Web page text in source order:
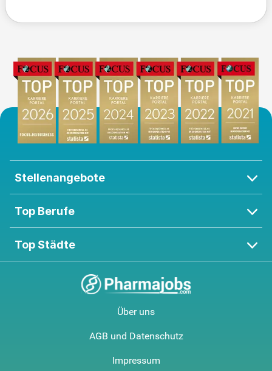
Stellenangebote
Top Berufe
Top Städte
Über uns
AGB und Datenschutz
Impressum